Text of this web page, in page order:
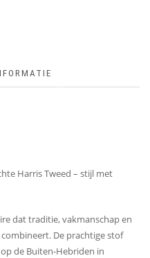
Harris Tweed – stijl met
dat traditie, vakmanschap en
De prachtige stof
de Buiten-Hebriden in